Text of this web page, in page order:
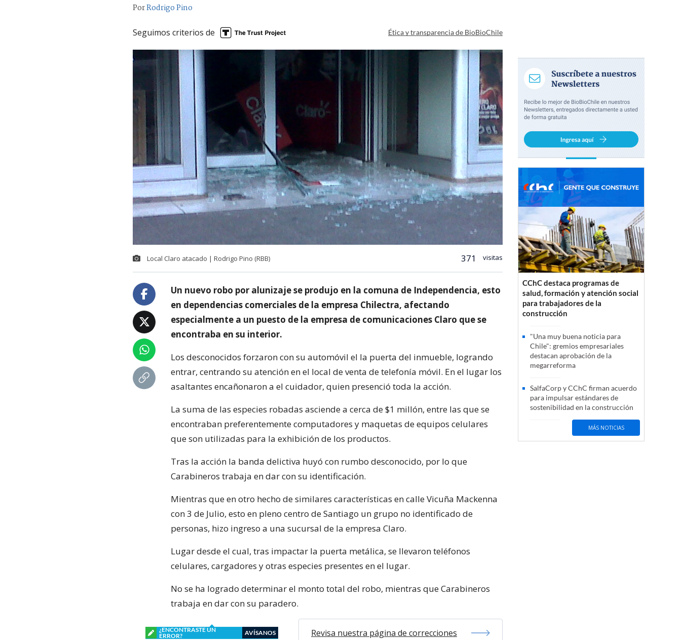
PorRodrigo Pino
Seguimos criterios de Ética y transparencia de BioBioChile
Local Claro atacado | Rodrigo Pino (RBB) 371 visitas
Un nuevo robo por alunizaje se produjo en la comuna de Independencia, esto
en dependencias comerciales de la empresa Chilectra, afectando
especialmente a un puesto de la empresa de comunicaciones Claro que se
encontraba en su interior.
Los desconocidos forzaron con su automóvil el la puerta del inmueble, logrando
entrar, centrando su atención en el local de venta de telefonía móvil. En el lugar los
asaltantes encañonaron a el cuidador, quien presenció toda la acción.
La suma de las especies robadas asciende a cerca de $1 millón, entre las que se
encontraban preferentemente computadores y maquetas de equipos celulares
que son utilizadas para la exhibición de los productos.
Tras la acción la banda delictiva huyó con rumbo desconocido, por lo que
Carabineros trabaja en dar con su identificación.
Mientras que en otro hecho de similares características en calle Vicuña Mackenna
con 3 de Julio, esto en pleno centro de Santiago un grupo no identificado de
personas, hizo ingreso a una sucursal de la empresa Claro.
Lugar desde el cual, tras impactar la puerta metálica, se llevaron teléfonos
celulares, cargadores y otras especies presentes en el lugar.
No se ha logrado determinar el monto total del robo, mientras que Carabineros
trabaja en dar con su paradero.
¿ENCONTRASTE UN
ERROR?
AVÍSANOS Revisa nuestra página de correcciones
CChC destaca programas de
salud, formación y atención social
para trabajadores de la
construcción
"Una muy buena noticia para
Chile": gremios empresariales
destacan aprobación de la
megarreforma
SalfaCorp y CChC firman acuerdo
para impulsar estándares de
sostenibilidad en la construcción
MÁS NOTICIAS